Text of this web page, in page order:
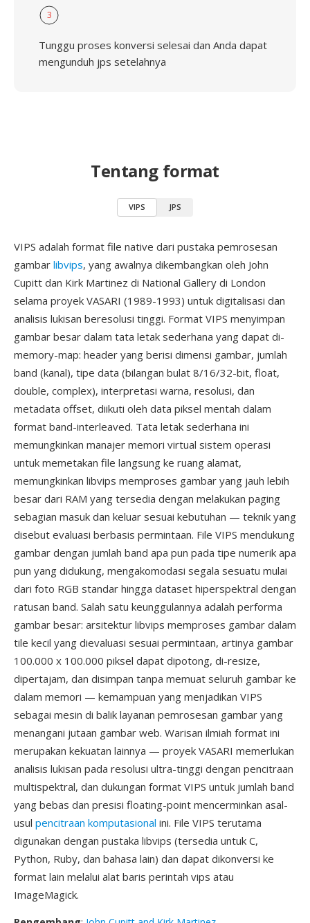
3
Tunggu proses konversi selesai dan Anda dapat
mengunduh jps setelahnya
Tentang format
VIPS JPS
VIPS adalah format file native dari pustaka pemrosesan
gambar libvips, yang awalnya dikembangkan oleh John
Cupitt dan Kirk Martinez di National Gallery di London
selama proyek VASARI (1989-1993) untuk digitalisasi dan
analisis lukisan beresolusi tinggi. Format VIPS menyimpan
gambar besar dalam tata letak sederhana yang dapat di-
memory-map: header yang berisi dimensi gambar, jumlah
band (kanal), tipe data (bilangan bulat 8/16/32-bit, float,
double, complex), interpretasi warna, resolusi, dan
metadata offset, diikuti oleh data piksel mentah dalam
format band-interleaved. Tata letak sederhana ini
memungkinkan manajer memori virtual sistem operasi
untuk memetakan file langsung ke ruang alamat,
memungkinkan libvips memproses gambar yang jauh lebih
besar dari RAM yang tersedia dengan melakukan paging
sebagian masuk dan keluar sesuai kebutuhan — teknik yang
disebut evaluasi berbasis permintaan. File VIPS mendukung
gambar dengan jumlah band apa pun pada tipe numerik apa
pun yang didukung, mengakomodasi segala sesuatu mulai
dari foto RGB standar hingga dataset hiperspektral dengan
ratusan band. Salah satu keunggulannya adalah performa
gambar besar: arsitektur libvips memproses gambar dalam
tile kecil yang dievaluasi sesuai permintaan, artinya gambar
100.000 x 100.000 piksel dapat dipotong, di-resize,
dipertajam, dan disimpan tanpa memuat seluruh gambar ke
dalam memori — kemampuan yang menjadikan VIPS
sebagai mesin di balik layanan pemrosesan gambar yang
menangani jutaan gambar web. Warisan ilmiah format ini
merupakan kekuatan lainnya — proyek VASARI memerlukan
analisis lukisan pada resolusi ultra-tinggi dengan pencitraan
multispektral, dan dukungan format VIPS untuk jumlah band
yang bebas dan presisi floating-point mencerminkan asal-
usul pencitraan komputasional ini. File VIPS terutama
digunakan dengan pustaka libvips (tersedia untuk C,
Python, Ruby, dan bahasa lain) dan dapat dikonversi ke
format lain melalui alat baris perintah vips atau
ImageMagick.